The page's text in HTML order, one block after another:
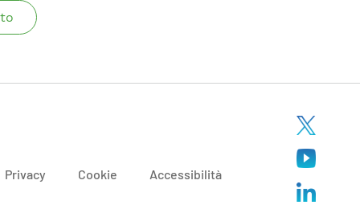
Privacy Cookie Accessibilità